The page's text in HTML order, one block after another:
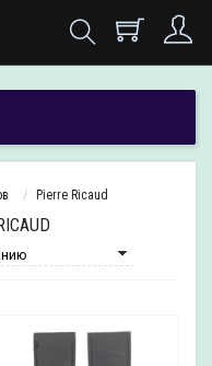
Pierre Ricaud